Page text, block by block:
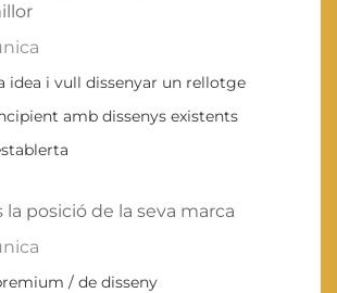
idea i vull dissenyar un rellotge
amb dissenys existents
la posició de la seva marca
/ de disseny